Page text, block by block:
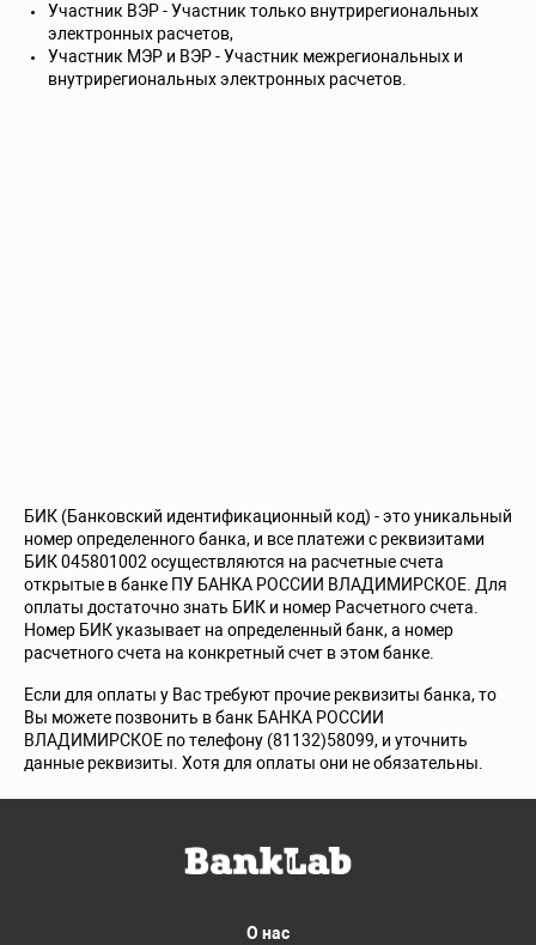
Участник ВЭР - Участник только внутрирегиональных
электронных расчетов,
Участник МЭР и ВЭР - Участник межрегиональных и
внутрирегиональных электронных расчетов.
БИК (Банковский идентификационный код) - это уникальный
номер определенного банка, и все платежи с реквизитами
БИК 045801002 осуществляются на расчетные счета
открытые в банке ПУ БАНКА РОССИИ ВЛАДИМИРСКОЕ. Для
оплаты достаточно знать БИК и номер Расчетного счета.
Номер БИК указывает на определенный банк, а номер
расчетного счета на конкретный счет в этом банке.
Если для оплаты у Вас требуют прочие реквизиты банка, то
Вы можете позвонить в банк БАНКА РОССИИ
ВЛАДИМИРСКОЕ по телефону (81132)58099, и уточнить
данные реквизиты. Хотя для оплаты они не обязательны.
О нас